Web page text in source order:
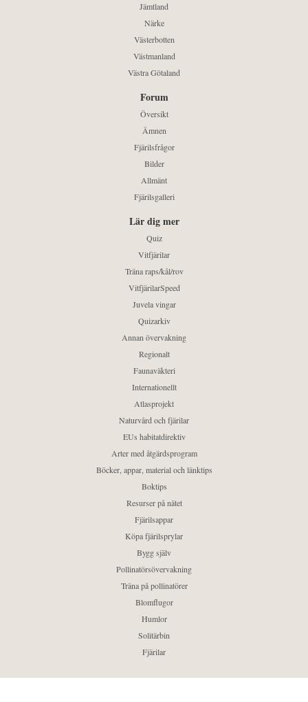
Jämtland
Närke
Västerbotten
Västmanland
Västra Götaland
Forum
Översikt
Ämnen
Fjärilsfrågor
Bilder
Allmänt
Fjärilsgalleri
Lär dig mer
Quiz
Vitfjärilar
Träna raps/kål/rov
VitfjärilarSpeed
Juvela vingar
Quizarkiv
Annan övervakning
Regionalt
Faunaväkteri
Internationellt
Atlasprojekt
Naturvård och fjärilar
EUs habitatdirektiv
Arter med åtgärdsprogram
Böcker, appar, material och länktips
Boktips
Resurser på nätet
Fjärilsappar
Köpa fjärilsprylar
Bygg själv
Pollinatörsövervakning
Träna på pollinatörer
Blomflugor
Humlor
Solitärbin
Fjärilar